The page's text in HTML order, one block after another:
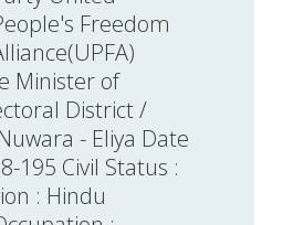
Freedom
Minister of
District /
- Eliya Date
195 Civil Status :
: Hindu